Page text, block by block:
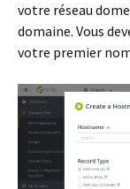
votre réseau
domaine. Vous
votre premier